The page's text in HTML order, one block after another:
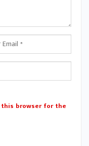
this browser for the